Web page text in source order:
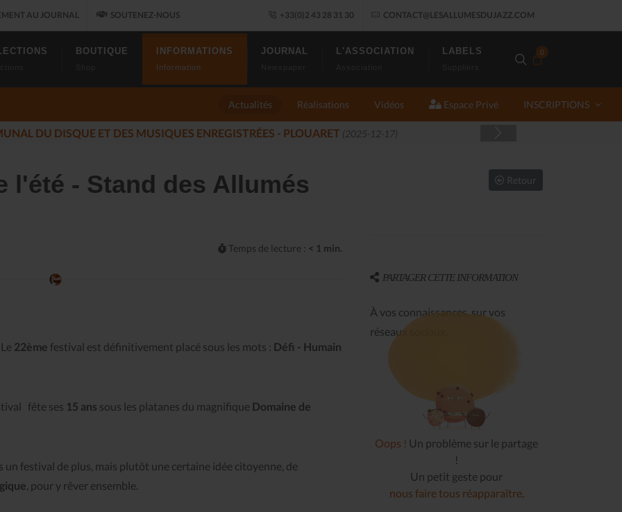
AU JOURNAL SOUTENEZ-NOUS +33(0)2 43 28 31 30 CONTACT@LESALLUMESDUJAZZ.COM
0
BOUTIQUE INFORMATIONS
Information
JOURNAL L'ASSOCIATION LABELS
Actualités Réalisations Vidéos Espace Privé INSCRIPTIONS
ALLUMÉS DU JAZZ FONT SALON, LE PROGRAMME(2025-11-14)
l'été - Stand des Allumés
Temps de lecture : < 1 min.
Le 22ème festival est définitivement placé sous les mots : Défi - Humain
fête ses 15 ans sous les platanes du magnifique Domaine de
un festival de plus, mais plutôt une certaine idée citoyenne, de
, pour y rêver ensemble.
Retour
PARTAGER CETTE INFORMATION
À vos connaissances, sur vos
réseaux sociaux.
Oops ! Un problème sur le partage
!
Un petit geste pour
nous faire tous réapparaître.